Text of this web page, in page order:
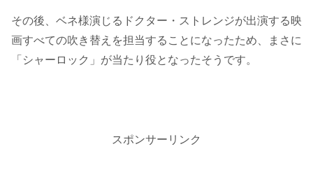
その後、ベネ様演じるドクター・ストレンジが出演する映
画すべての吹き替えを担当することになったため、まさに
「シャーロック」が当たり役となったそうです。
スポンサーリンク